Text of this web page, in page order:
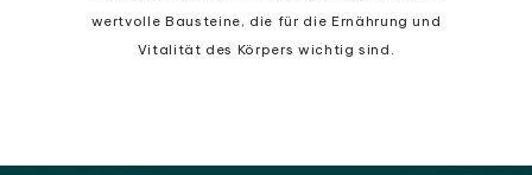
wertvolle Bausteine, die für die Ernährung und
Vitalität des Körpers wichtig sind.